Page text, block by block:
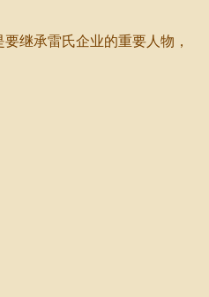
继承雷氏企业的重要人物，